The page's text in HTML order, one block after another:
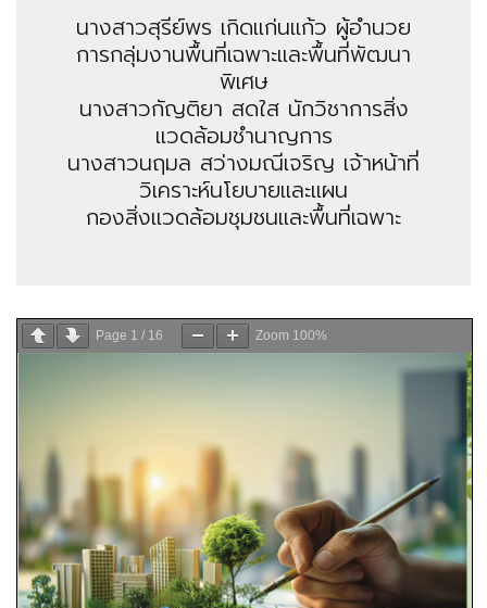
นางสาวสุรีย์พร เกิดแก่นแก้ว ผู้อำนวย
การกลุ่มงานพื้นที่เฉพาะและพื้นที่พัฒนา
พิเศษ
นางสาวกัญติยา สดใส นักวิชาการสิ่ง
แวดล้อมชำนาญการ
นางสาวนฤมล สว่างมณีเจริญ เจ้าหน้าที่
วิเคราะห์นโยบายและแผน
กองสิ่งแวดล้อมชุมชนและพื้นที่เฉพาะ
Page 1 / 16 Zoom 100%